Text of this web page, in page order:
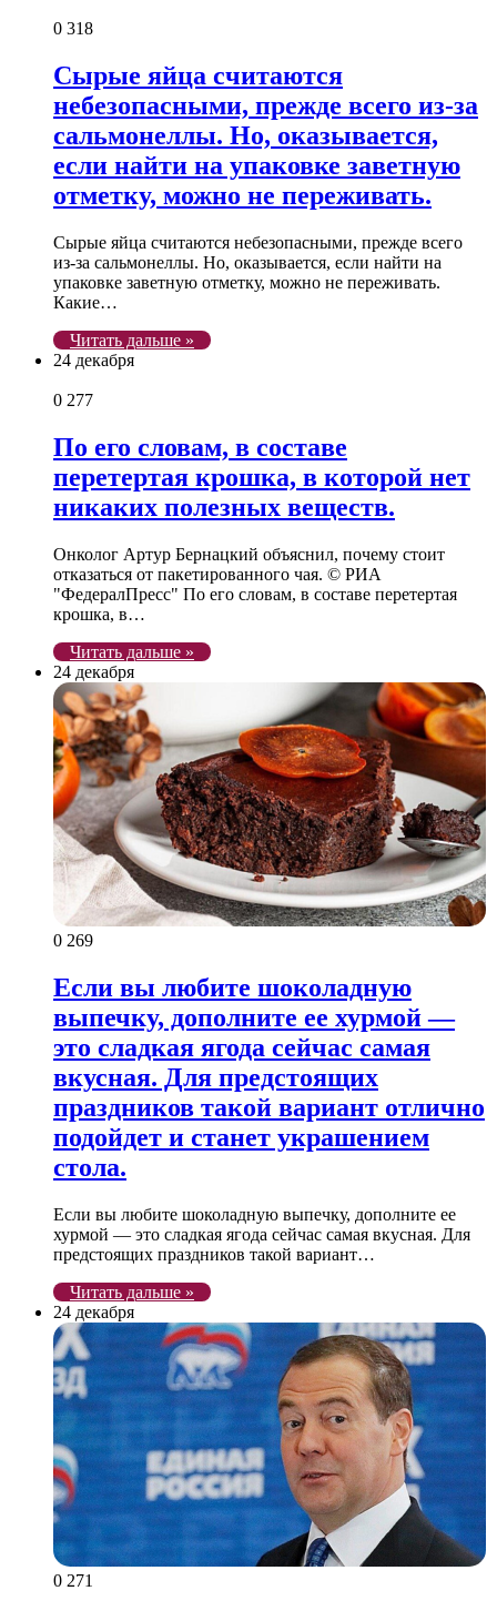
0 318
Сырые яйца считаются
небезопасными, прежде всего из-за
сальмонеллы. Но, оказывается,
если найти на упаковке заветную
отметку, можно не переживать.
Сырые яйца считаются небезопасными, прежде всего
из-за сальмонеллы. Но, оказывается, если найти на
упаковке заветную отметку, можно не переживать.
Какие…
Читать дальше »
24 декабря
0 277
По его словам, в составе
перетертая крошка, в которой нет
никаких полезных веществ.
Онколог Артур Бернацкий объяснил, почему стоит
отказаться от пакетированного чая. © РИА
"ФедералПресс" По его словам, в составе перетертая
крошка, в…
Читать дальше »
24 декабря
0 269
Если вы любите шоколадную
выпечку, дополните ее хурмой —
это сладкая ягода сейчас самая
вкусная. Для предстоящих
праздников такой вариант отлично
подойдет и станет украшением
стола.
Если вы любите шоколадную выпечку, дополните ее
хурмой — это сладкая ягода сейчас самая вкусная. Для
предстоящих праздников такой вариант…
Читать дальше »
24 декабря
0 271